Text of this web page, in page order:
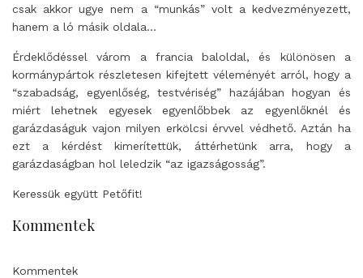
csak akkor ugye nem a “munkás” volt a kedvezményezett,
hanem a ló másik oldala…
Érdeklődéssel várom a francia baloldal, és különösen a
kormánypártok részletesen kifejtett véleményét arról, hogy a
“szabadság, egyenlőség, testvériség” hazájában hogyan és
miért lehetnek egyesek egyenlőbbek az egyenlőknél és
garázdaságuk vajon milyen erkölcsi érvvel védhető. Aztán ha
ezt a kérdést kimerítettük, áttérhetünk arra, hogy a
garázdaságban hol leledzik “az igazságosság”.
Keressük együtt Petőfit!
Kommentek
Kommentek